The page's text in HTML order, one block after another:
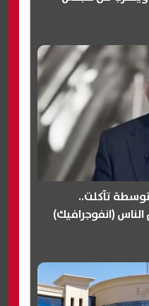
تآكلت..
(انفوجرافيك)